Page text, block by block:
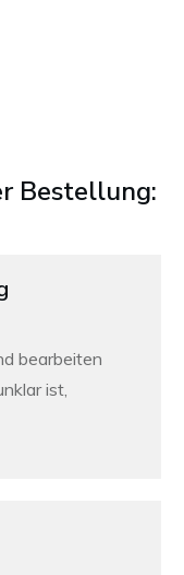
Bestellung:
bearbeiten
ist,